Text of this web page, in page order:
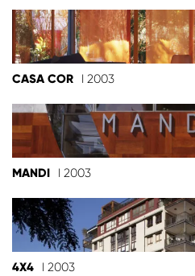
CASA COR I 2003
MANDI I 2003
4X4 I 2003